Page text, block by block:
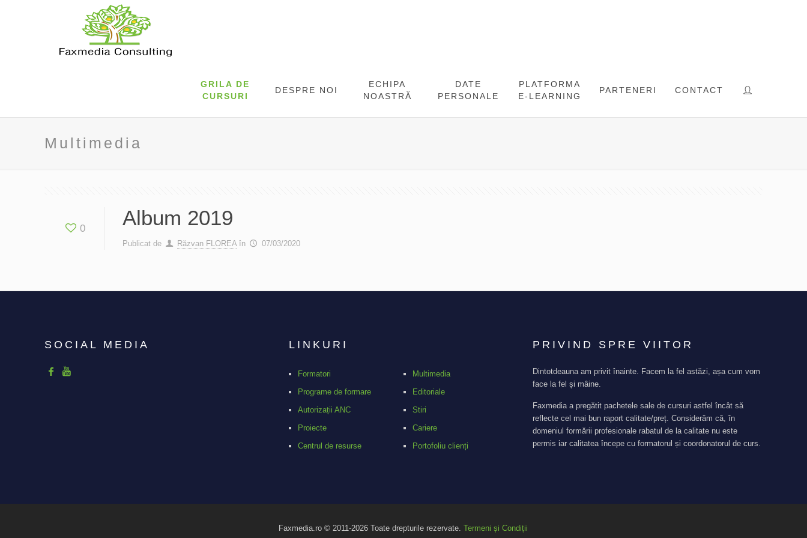
GRILA DE
CURSURI
DESPRE NOI
ECHIPA
NOASTRĂ
DATE
PERSONALE
PLATFORMA
E-LEARNING
PARTENERI CONTACT
Multimedia
0 Album 2019
Publicat de Răzvan FLOREA în 07/03/2020
SOCIAL MEDIA LINKURI
Formatori
Programe de formare
Autorizații ANC
Proiecte
Centrul de resurse
Multimedia
Editoriale
Stiri
Cariere
Portofoliu clienți
PRIVIND SPRE VIITOR
Dintotdeauna am privit înainte. Facem la fel astăzi, așa cum vom
face la fel și mâine.
Faxmedia a pregătit pachetele sale de cursuri astfel încât să
reflecte cel mai bun raport calitate/preț. Considerăm că, în
domeniul formării profesionale rabatul de la calitate nu este
permis iar calitatea începe cu formatorul și coordonatorul de curs.
Faxmedia.ro © 2011-2026 Toate drepturile rezervate.Termeni și Condiții